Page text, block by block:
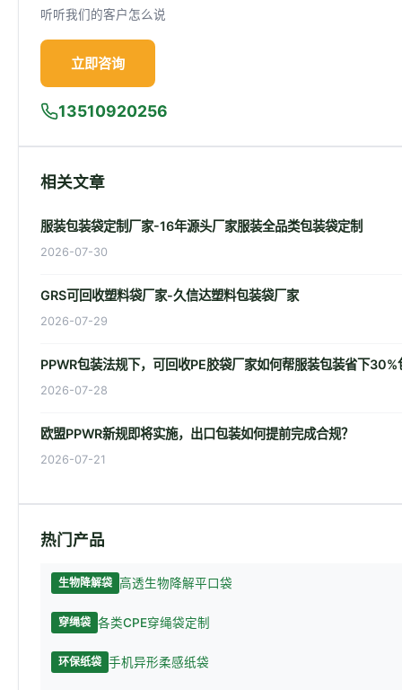
听听我们的客户怎么说
立即咨询
13510920256
相关文章
服装包装袋定制厂家-16年源头厂家服装全品类包装袋定制
2026-07-30
GRS可回收塑料袋厂家-久信达塑料包装袋厂家
2026-07-29
PPWR包装法规下，可回收PE胶袋厂家如何帮服装包装省下30%
2026-07-28
欧盟PPWR新规即将实施，出口包装如何提前完成合规？
2026-07-21
热门产品
生物降解袋 高透生物降解平口袋
穿绳袋 各类CPE穿绳袋定制
环保纸袋 手机异形柔感纸袋